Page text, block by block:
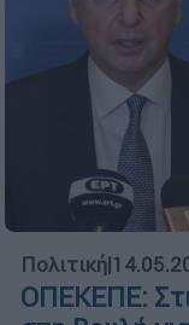
Πολιτική|
ΟΠΕΚΕΠΕ: